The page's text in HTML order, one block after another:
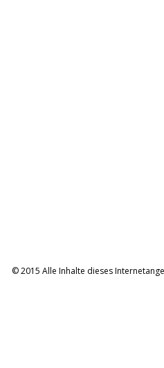
© 2015 Alle Inhalte dieses